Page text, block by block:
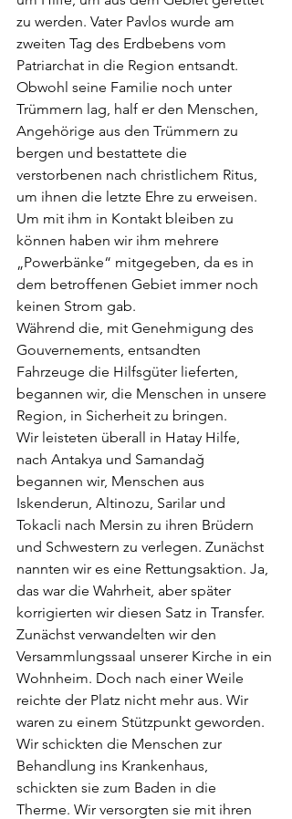
zu werden. Vater Pavlos wurde am
zweiten Tag des Erdbebens vom
Patriarchat in die Region entsandt.
Obwohl seine Familie noch unter
Trümmern lag, half er den Menschen,
Angehörige aus den Trümmern zu
bergen und bestattete die
verstorbenen nach christlichem Ritus,
um ihnen die letzte Ehre zu erweisen.
Um mit ihm in Kontakt bleiben zu
können haben wir ihm mehrere
„Powerbänke“ mitgegeben, da es in
dem betroffenen Gebiet immer noch
keinen Strom gab.
Während die, mit Genehmigung des
Gouvernements, entsandten
Fahrzeuge die Hilfsgüter lieferten,
begannen wir, die Menschen in unsere
Region, in Sicherheit zu bringen.
Wir leisteten überall in Hatay Hilfe,
nach Antakya und Samandağ
begannen wir, Menschen aus
Iskenderun, Altinozu, Sarilar und
Tokacli nach Mersin zu ihren Brüdern
und Schwestern zu verlegen. Zunächst
nannten wir es eine Rettungsaktion. Ja,
das war die Wahrheit, aber später
korrigierten wir diesen Satz in Transfer.
Zunächst verwandelten wir den
Versammlungssaal unserer Kirche in ein
Wohnheim. Doch nach einer Weile
reichte der Platz nicht mehr aus. Wir
waren zu einem Stützpunkt geworden.
Wir schickten die Menschen zur
Behandlung ins Krankenhaus,
schickten sie zum Baden in die
Therme. Wir versorgten sie mit ihren